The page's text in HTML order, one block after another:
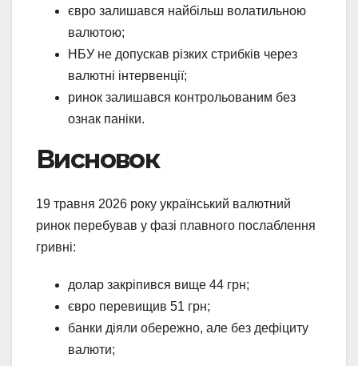
євро залишався найбільш волатильною
валютою;
НБУ не допускав різких стрибків через
валютні інтервенції;
ринок залишався контрольованим без
ознак паніки.
Висновок
19 травня 2026 року український валютний
ринок перебував у фазі плавного послаблення
гривні:
долар закріпився вище 44 грн;
євро перевищив 51 грн;
банки діяли обережно, але без дефіциту
валюти;